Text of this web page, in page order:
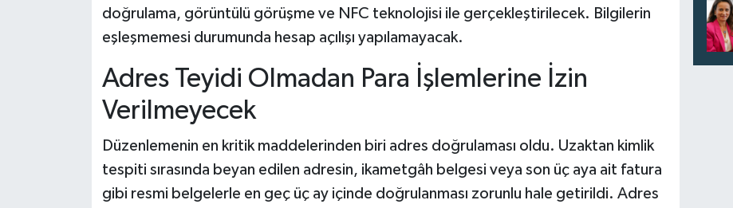
doğrulama, görüntülü görüşme ve NFC teknolojisi ile gerçekleştirilecek. Bilgilerin
eşleşmemesi durumunda hesap açılışı yapılamayacak.
Adres Teyidi Olmadan Para İşlemlerine İzin
Verilmeyecek
Düzenlemenin en kritik maddelerinden biri adres doğrulaması oldu. Uzaktan kimlik
tespiti sırasında beyan edilen adresin, ikametgâh belgesi veya son üç aya ait fatura
gibi resmi belgelerle en geç üç ay içinde doğrulanması zorunlu hale getirildi. Adres